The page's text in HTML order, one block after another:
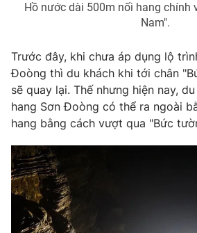
Liên hệ tòa soạn English
THỜI BÁO VTV
Theo dõi báo trên
Cơ quan chủ quản:
Cơ quan báo chí:
Hồ nước dài 500m nối hang chính
Nam".
Trước đây, khi chưa áp dụng lộ
Đoòng thì du khách khi tới chân
sẽ quay lại. Thế nhưng hiện nay,
hang Sơn Đoòng có thể ra ngoài
hang bằng cách vượt qua "Bức